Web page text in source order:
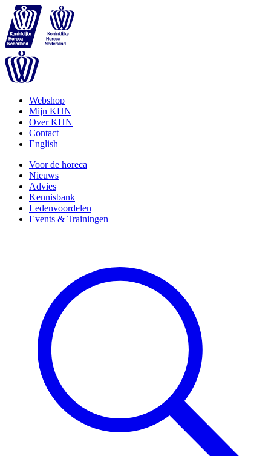
Webshop
Mijn KHN
Over KHN
Contact
English
Voor de horeca
Nieuws
Advies
Kennisbank
Ledenvoordelen
Events & Trainingen